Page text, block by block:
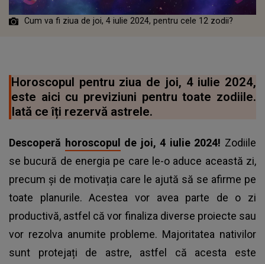
Cum va fi ziua de joi, 4 iulie 2024, pentru cele 12 zodii?
Horoscopul pentru ziua de joi, 4 iulie 2024,
este aici cu previziuni pentru toate zodiile.
Iată ce îți rezervă astrele.
Descoperă horoscopul de joi, 4 iulie 2024! Zodiile
se bucură de energia pe care le-o aduce această zi,
precum și de motivația care le ajută să se afirme pe
toate planurile. Acestea vor avea parte de o zi
productivă, astfel că vor finaliza diverse proiecte sau
vor rezolva anumite probleme. Majoritatea nativilor
sunt protejați de astre, astfel că acesta este